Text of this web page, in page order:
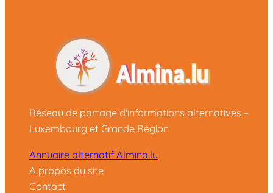
Réseau de partage d'informations alternatives –
Luxembourg et Grande Région
Annuaire alternatif Almina.lu
A propos du site
Contact